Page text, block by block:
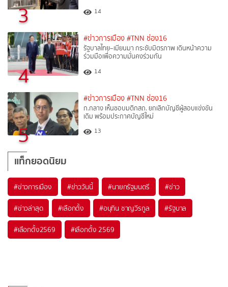
3 14
4
#ข่าวการเมือง #TNN ช่อง16
รัฐบาลไทย–เมียนมา กระชับมิตรภาพ เดินหน้าความ
ร่วมมือเพื่อความมั่นคงร่วมกัน
14
5
#ข่าวการเมือง #TNN ช่อง16
ก.กลาง เห็นชอบมติกสถ. ยกเลิกบัญชีผู้สอบแข่งขัน
เดิม พร้อมประกาศบัญชีใหม่
13
แท็กยอดนิยม
#ข่าวการเมือง #ข่าววันนี้ #นายกรัฐมนตรี #ข่าว
#ข่าวล่าสุด #เลือกตั้ง #อนุทิน ชาญวีรกูล #รัฐบาล
#เลือกตั้ง2569 #เลือกตั้ง 2569